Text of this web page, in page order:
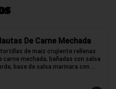
De Carne Mechada
de maiz crujiente rellenas
carne mechada, bañadas con salsa
base de salsa marinara con